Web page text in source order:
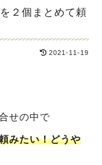
２個まとめて頼
2021-11-19
せの中で
みたい！どうや